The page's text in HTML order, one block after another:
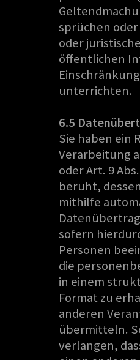
sprüchen
oder
öffentlichen
unterrichten.
6.5
Sie haben ein
Verarbeitung
oder Art. 9
beruht,
mithilfe
sofern
Personen
die
in einem
Format zu
anderen
übermitteln.
verlangen,